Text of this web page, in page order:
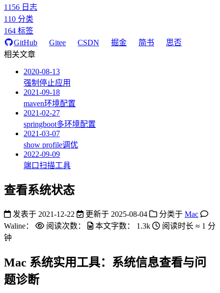
1156 日志
110 分类
164 标签
GitHub
Gitee CSDN 掘金 简书
思否
相关文章
2020-08-13
强制停止应用
2021-09-18
maven环境配置
2021-02-27
springboot多环境配置
2021-03-07
show profile调优
2022-09-09
端口扫描工具
查看系统状态
发表于 2021-12-22 更新于 2025-08-04 分类于 Mac
Waline：
阅读次数： 本文字数： 1.3k 阅读时长 ≈ 1 分
钟
Mac 系统实用工具：系统信息查看与问
题诊断